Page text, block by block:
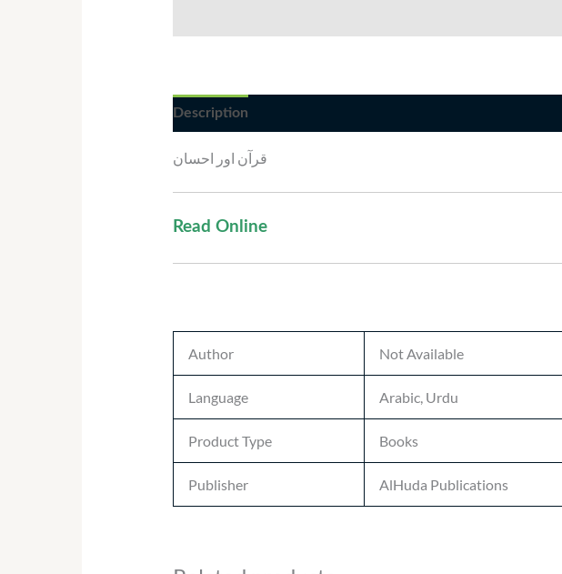
Description
قرآن اور احسان
Read Online
Author Not Available
Language Arabic, Urdu
Product Type Books
Publisher AlHuda Publications